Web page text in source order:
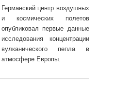
Германский центр воздушных
и космических полетов
опубликовал первые данные
исследования концентрации
вулканического пепла в
атмосфере Европы.